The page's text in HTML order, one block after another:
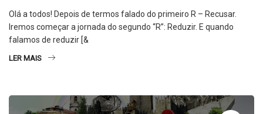
Olá a todos! Depois de termos falado do primeiro R – Recusar.
Iremos começar a jornada do segundo “R”: Reduzir. E quando
falamos de reduzir [&
LER MAIS